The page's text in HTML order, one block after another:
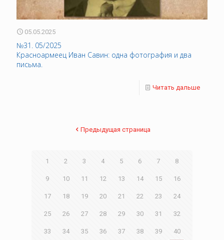
05.05.2025
№31. 05/2025
Красноармеец Иван Савин: одна фотография и два
письма.
Читать дальше
Предыдущая страница
1 2 3 4 5 6 7 8
9 10 11 12 13 14 15 16
17 18 19 20 21 22 23 24
25 26 27 28 29 30 31 32
33 34 35 36 37 38 39 40